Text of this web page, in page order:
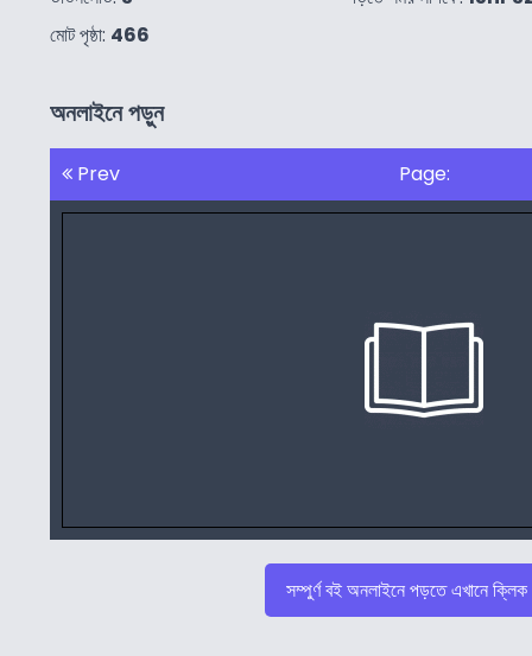
মোট পৃষ্ঠা: 466
অনলাইনে পড়ুন
Prev Page:
সম্পুর্ণ বই অনলাইনে পড়তে এখানে